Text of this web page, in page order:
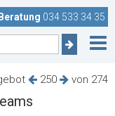
Beratung 034 533 34 35
250 von 274